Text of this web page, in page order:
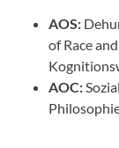
AOS:
of Race
AOC: